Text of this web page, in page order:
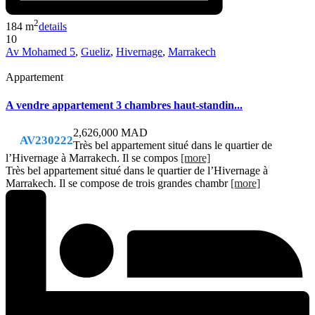
184 m2details
10
Av Mohamed 5, Gueliz, Hivernage, Marrakech
Appartement
A vendre appartement 3 chambres haut-standin...
AV230222
2,626,000 MAD
Très bel appartement situé dans le quartier de
l’Hivernage à Marrakech. Il se compos [more]
Très bel appartement situé dans le quartier de l’Hivernage à
Marrakech. Il se compose de trois grandes chambr [more]